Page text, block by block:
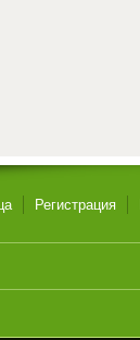
Регистрация